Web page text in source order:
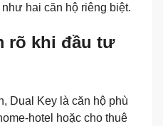
hai căn hộ riêng biệt.
rõ khi đầu tư
Dual Key là căn hộ phù
hotel hoặc cho thuê